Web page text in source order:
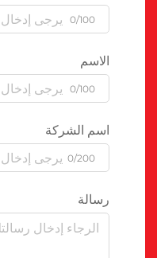
0/100
الاسم
0/100
اسم الشركة
0/200
رسالة